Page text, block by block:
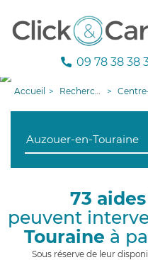
09 78 38 38
Accueil Recherche aide à domicile Centre-Val de
73
peuvent
Touraine à
Sous réserve de leur